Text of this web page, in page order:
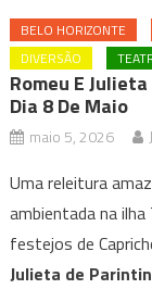
BELO HORIZONTE
DIVERSÃO
Romeu E
Dia 8 De Maio
maio 5, 2026
Uma releitura
ambientada na
festejos de
Julieta de